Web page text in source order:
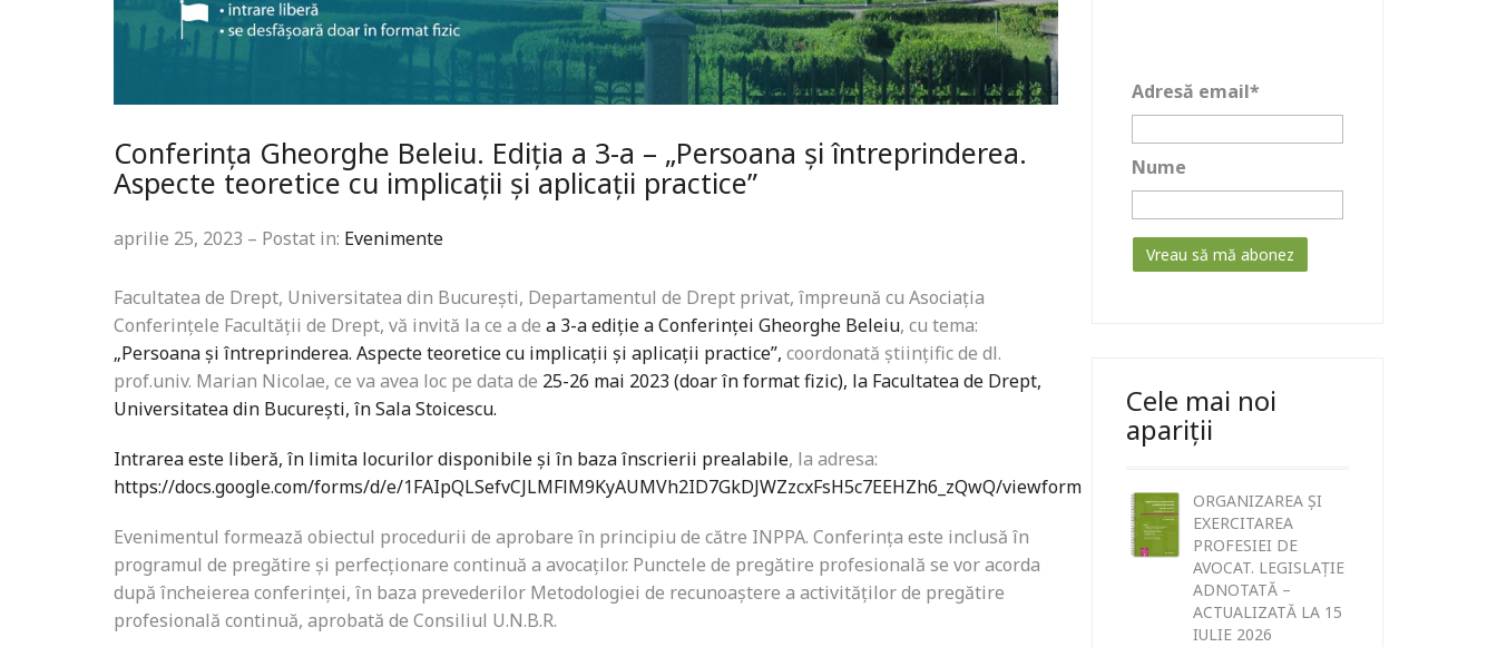
Conferința Gheorghe Beleiu. Ediția a 3-a – „Persoana și întreprinderea.
Aspecte teoretice cu implicații și aplicații practice”
aprilie 25, 2023 – Postat in: Evenimente
Facultatea de Drept, Universitatea din București, Departamentul de Drept privat, împreună cu Asociația
Conferințele Facultății de Drept, vă invită la ce a de a 3-a ediție a Conferinței Gheorghe Beleiu, cu tema:
„Persoana și întreprinderea. Aspecte teoretice cu implicații și aplicații practice”, coordonată științific de dl.
prof.univ. Marian Nicolae, ce va avea loc pe data de 25-26 mai 2023 (doar în format fizic), la Facultatea de Drept,
Universitatea din București, în Sala Stoicescu.
Intrarea este liberă, în limita locurilor disponibileși în baza înscrierii prealabile, la adresa:
https://docs.google.com/forms/d/e/1FAIpQLSefvCJLMFlM9KyAUMVh2ID7GkDJWZzcxFsH5c7EEHZh6_zQwQ/viewform
Evenimentul formează obiectul procedurii de aprobare în principiu de către INPPA. Conferința este inclusă în
programul de pregătire și perfecționare continuă a avocaților. Punctele de pregătire profesională se vor acorda
după încheierea conferinței, în baza prevederilor Metodologiei de recunoaștere a activităților de pregătire
profesională continuă, aprobată de Consiliul U.N.B.R.
Adresă email*
Nume
Cele mai noi
apariții
ORGANIZAREA ȘI
EXERCITAREA
PROFESIEI DE
AVOCAT. LEGISLAȚIE
ADNOTATĂ –
ACTUALIZATĂ LA 15
IULIE 2026